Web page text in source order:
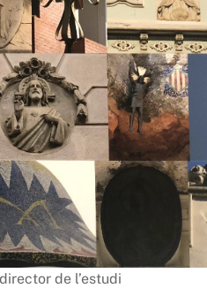
de l’estudi